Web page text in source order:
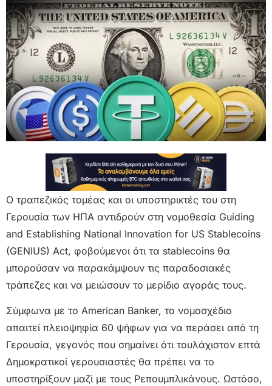
Ο τραπεζικός τομέας και οι υποστηρικτές του στη
Γερουσία των ΗΠΑ αντιδρούν στη νομοθεσία Guiding
and Establishing National Innovation for US Stablecoins
(GENIUS) Act, φοβούμενοι ότι τα stablecoins θα
μπορούσαν να παρακάμψουν τις παραδοσιακές
τράπεζες και να μειώσουν το μερίδιο αγοράς τους.
Σύμφωνα με το American Banker, το νομοσχέδιο
απαιτεί πλειοψηφία 60 ψήφων για να περάσει από τη
Γερουσία, γεγονός που σημαίνει ότι τουλάχιστον επτά
Δημοκρατικοί γερουσιαστές θα πρέπει να το
υποστηρίξουν μαζί με τους Ρεπουμπλικάνους. Ωστόσο,